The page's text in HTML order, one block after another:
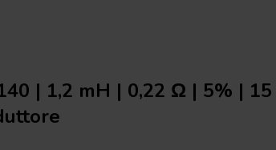
| 1,2 mH | 0,22 Ω | 5% |